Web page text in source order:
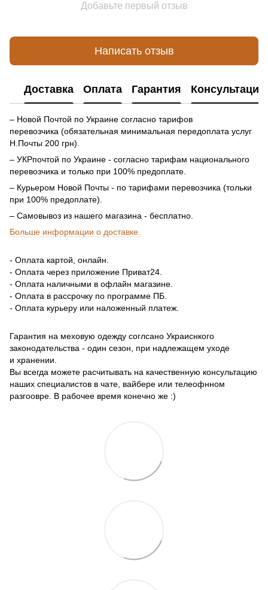
Добавьте первый отзыв
Написать отзыв
Доставка Оплата Гарантия Консультация
– Новой Почтой по Украине согласно тарифов
перевозчика (обязательная минимальная передоплата услуг
Н.Почты 200 грн).
– УКРпочтой по Украине - согласно тарифам национального
перевозчика и только при 100% предоплате.
– Курьером Новой Почты - по тарифами перевозчика (тольки
при 100% предоплате).
– Самовывоз из нашего магазина - бесплатно.
Больше информации о доставке.
- Оплата картой, онлайн.
- Оплата через приложение Приват24.
- Оплата наличными в офлайн магазине.
- Оплата в рассрочку по программе ПБ.
- Оплата курьеру или наложенный платеж.
Гарантия на меховую одежду соглсано Украиснкого
законодательства - один сезон, при надлежащем уходе
и хранении.
Вы всегда можете расчитывать на качественную консультацию
наших специалистов в чате, вайбере или телеофнном
разгоовре. В рабочее время конечно же :)